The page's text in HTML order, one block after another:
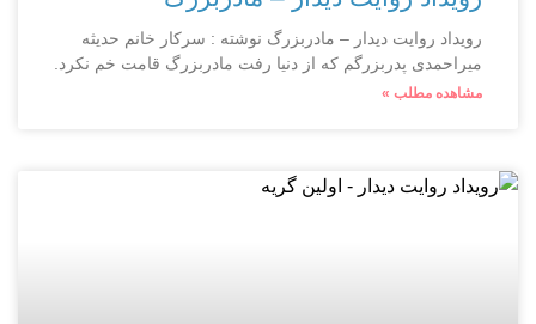
رویداد روایت دیدار – مادربزرگ نوشته : سرکار خانم حدیثه
میراحمدی پدربزرگم که از دنیا رفت مادربزرگ قامت خم نکرد.
مشاهده مطلب »